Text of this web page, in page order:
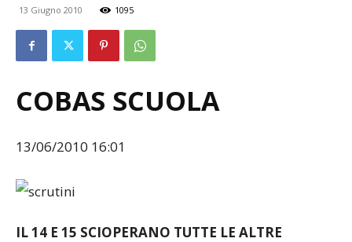
13 Giugno 2010 1095
COBAS SCUOLA
13/06/2010 16:01
IL 14 E 15 SCIOPERANO TUTTE LE ALTRE